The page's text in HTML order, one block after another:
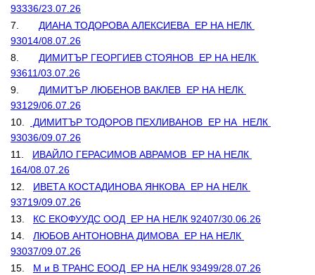
93336/23.07.26
7. ДИАНА ТОДОРОВА АЛЕКСИЕВА  ЕР НА НЕЛК
93014/08.07.26
8. ДИМИТЪР ГЕОРГИЕВ СТОЯНОВ  ЕР НА НЕЛК
93611/03.07.26
9. ДИМИТЪР ЛЮБЕНОВ ВАКЛЕВ  ЕР НА НЕЛК
93129/06.07.26
10.
ДИМИТЪР ТОДОРОВ ПЕХЛИВАНОВ  ЕР НА  НЕЛК
93036/09.07.26
11. ИВАЙЛО ГЕРАСИМОВ АВРАМОВ  ЕР НА НЕЛК
164/08.07.26
12. ИВЕТА КОСТАДИНОВА ЯНКОВА  ЕР НА НЕЛК
93719/09.07.26
13. КС ЕКОФУУДС ООД  ЕР НА НЕЛК 92407/30.06.26
14. ЛЮБОВ АНТОНОВНА ДИМОВА  ЕР НА НЕЛК
93037/09.07.26
15. М и В ТРАНС ЕООД  ЕР НА НЕЛК 93499/28.07.26